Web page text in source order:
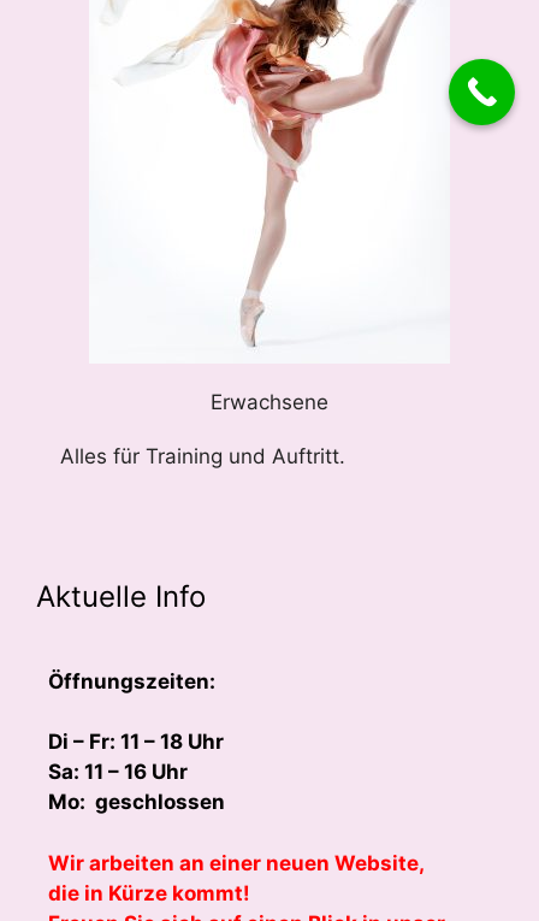
Erwachsene
Alles für Training und Auftritt.
Aktuelle Info
Öffnungszeiten:
Di – Fr: 11 – 18 Uhr
Sa: 11 – 16 Uhr
Mo: geschlossen
Wir arbeiten an einer neuen Website,
die in Kürze kommt!